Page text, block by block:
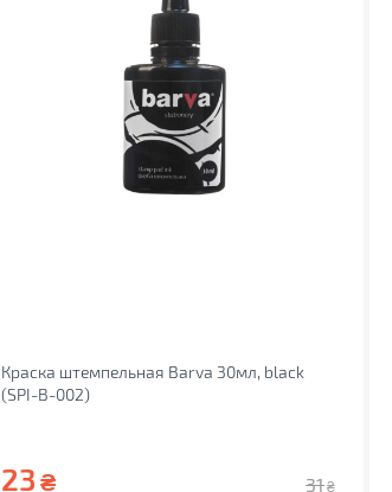
Краска штемпельная Barva 30мл, black
(SPI-B-002)
23 ₴ 31 ₴